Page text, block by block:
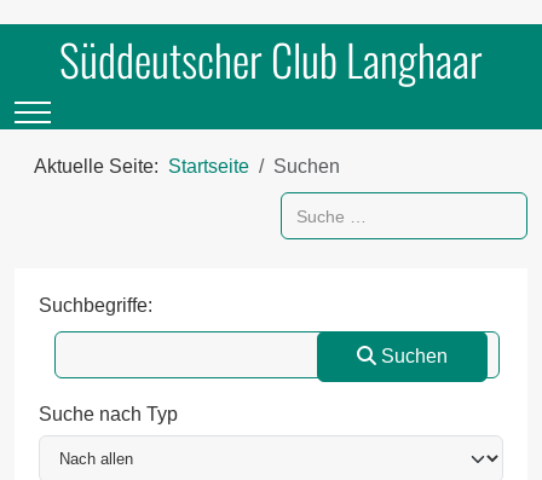
Süddeutscher Club Langhaar
Mobile Menu Toggle
Aktuelle Seite: Startseite
Suchen
Suchen
Suchformular
Suchbegriffe:
Suchen
Erweiterte Suche
Suche nach Typ